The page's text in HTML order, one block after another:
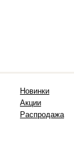
Новинки
Акции
Распродажа